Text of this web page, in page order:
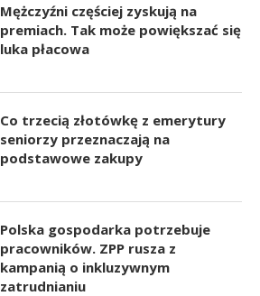
Mężczyźni częściej zyskują na
premiach. Tak może powiększać się
luka płacowa
Co trzecią złotówkę z emerytury
seniorzy przeznaczają na
podstawowe zakupy
Polska gospodarka potrzebuje
pracowników. ZPP rusza z
kampanią o inkluzywnym
zatrudnianiu